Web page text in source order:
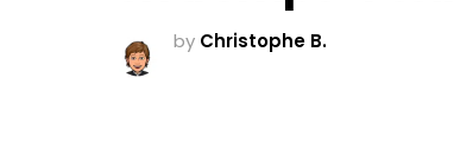
by Christophe B.